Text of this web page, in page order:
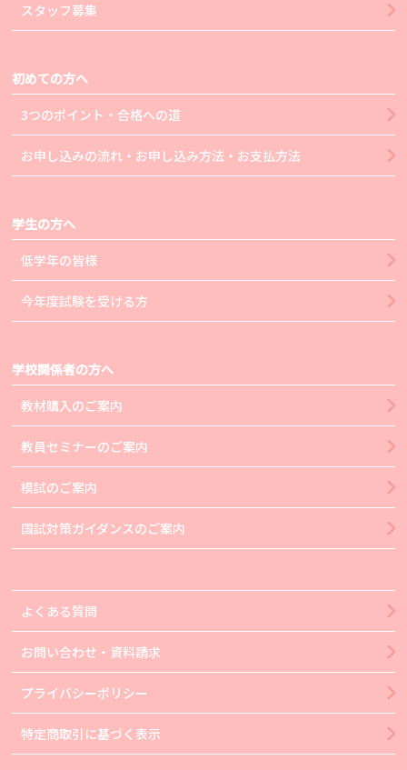
スタッフ募集
初めての方へ
3つのポイント・合格への道
お申し込みの流れ・お申し込み方法・お支払方法
学生の方へ
低学年の皆様
今年度試験を受ける方
学校関係者の方へ
教材購入のご案内
教員セミナーのご案内
模試のご案内
国試対策ガイダンスのご案内
よくある質問
お問い合わせ・資料請求
プライバシーポリシー
特定商取引に基づく表示